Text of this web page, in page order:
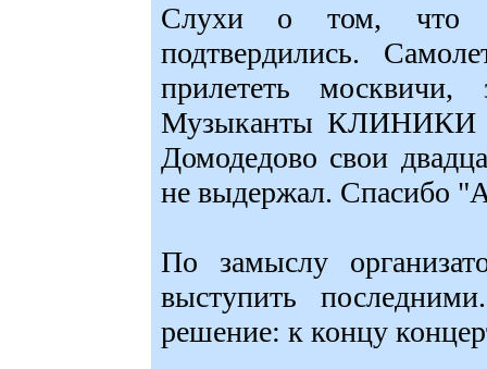
Слухи о том, что
подтвердились.
прилететь
Музыканты КЛИНИКИ
Домодедово свои
не выдержал. Спасибо
По замыслу
выступить
решение: к концу